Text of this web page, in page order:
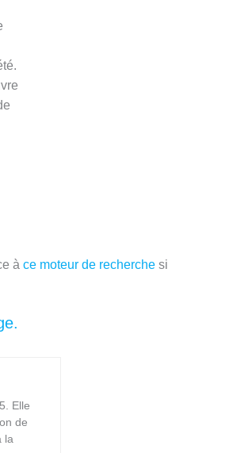
à ce moteur de recherche si
Elle
de
la